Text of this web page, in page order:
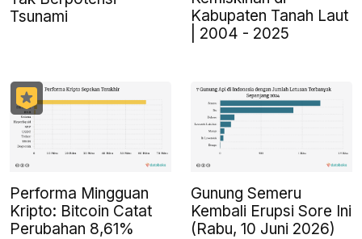
Tsunami
Kabupaten Tanah Laut
| 2004 - 2025
Performa Mingguan
Kripto: Bitcoin Catat
Perubahan 8,61%
Gunung Semeru
Kembali Erupsi Sore Ini
(Rabu, 10 Juni 2026)